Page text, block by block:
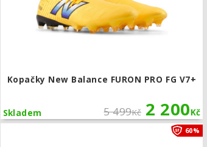
Kopačky New Balance FURON PRO FG V7+
5 499Kč 2 200Kč
Skladem
Dětské kopačky New Balance FURON V7+ Dispatch FG
60%